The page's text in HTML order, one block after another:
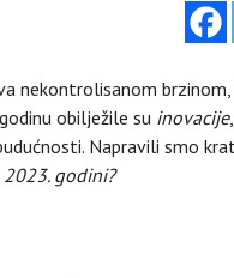
nekontrolisanom
obilježile su inovacije
Napravili smo
godini?